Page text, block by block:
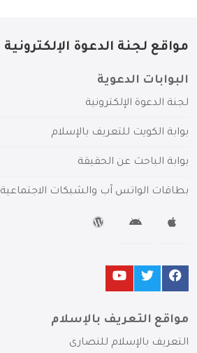
مواقع لجنة الدعوة الإلكترونية
البوابات الدعوية
لجنة الدعوة الإلكترونية
بوابة الكويت للتعريف بالإسلام
بوابة الباحث عن الحقيقة
بطاقات الواتس آب والشبكات الاجتماعية
مواقع التعريف بالإسلام
التعريف بالإسلام للنصارى